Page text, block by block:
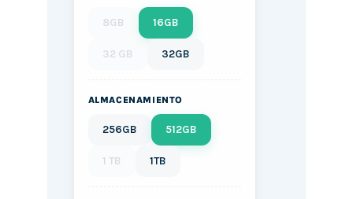
8GB 16GB
32 GB 32GB
ALMACENAMIENTO
256GB 512GB
1 TB 1TB